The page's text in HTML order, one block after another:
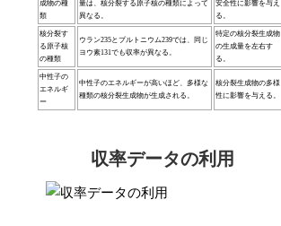
成物の種
類
量は、核分裂する原子核の種類によって
異なる。
安全性に影響を与え
る。
核分裂す
る原子核
の種類
ウラン235とプルトニウム239では、同じ
ヨウ素131でも収率が異なる。
特定の核分裂生成物
の生成量を左右す
る。
中性子の
エネルギ
ー
中性子のエネルギーが高いほど、多様な
種類の核分裂生成物が生成される。
核分裂生成物の多様
性に影響を与える。
収率データの利用